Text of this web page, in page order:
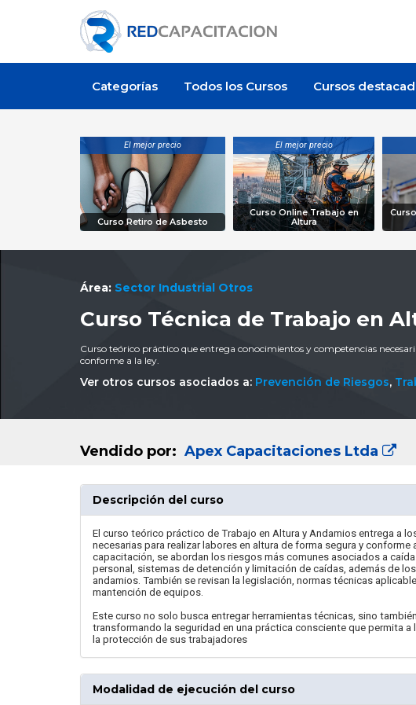
Categorías Todos los Cursos Cursos
El mejor precio
Curso Retiro de Asbesto
El mejor precio
Curso Online Trabajo en
Altura
Área: Sector Industrial Otros
Curso Técnica de Trabajo en
Curso teórico práctico que entrega conocimientos y competencias
conforme a la ley.
Ver otros cursos asociados a: Prevención de Riesgos,
Vendido por: Apex Capacitaciones Ltda
Descripción del curso
El curso teórico práctico de Trabajo en Altura y Andamios entrega a
necesarias para realizar labores en altura de forma segura y conforme
capacitación, se abordan los riesgos más comunes asociados a
personal, sistemas de detención y limitación de caídas, además de
andamios. También se revisan la legislación, normas técnicas
mantención de equipos.
Este curso no solo busca entregar herramientas técnicas, sino
transformando la seguridad en una práctica consciente que permita
la protección de sus trabajadores
Modalidad de ejecución del curso